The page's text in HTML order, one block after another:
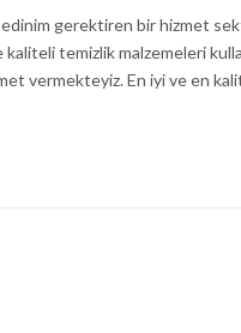
gerektiren bir hizmet
temizlik malzemeleri
vermekteyiz. En iyi ve en